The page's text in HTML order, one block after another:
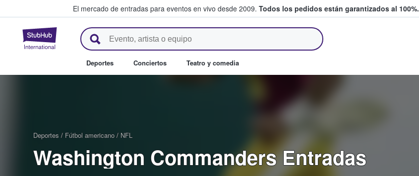
El mercado de entradas para eventos en vivo desde 2009. Todos los pedidos están garantizados al 100%.
StubHub: compra y venta de entradas entre fans
Deportes Conciertos Teatro y comedia
Deportes / Fútbol americano / NFL
Washington Commanders Entradas